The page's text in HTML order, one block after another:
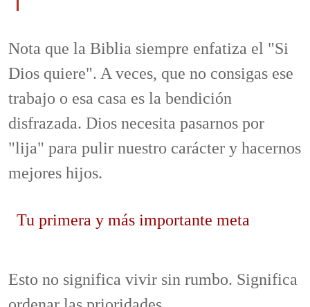
Nota que la Biblia siempre enfatiza el "Si
Dios quiere". A veces, que no consigas ese
trabajo o esa casa es la bendición
disfrazada. Dios necesita pasarnos por
"lija" para pulir nuestro carácter y hacernos
mejores hijos.
Tu primera y más importante meta
Esto no significa vivir sin rumbo. Significa